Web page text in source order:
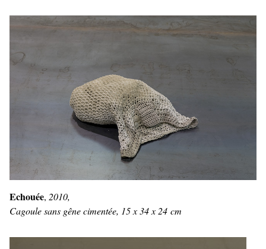
Echouée, 2010,
Cagoule sans gêne cimentée, 15 x 34 x 24 cm